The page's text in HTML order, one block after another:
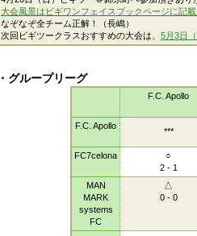
大会風景はビギワンフェイスブックページに記載
なぞなぞ全チーム正解！（長嶋）
次回ビギツークラスおすすめの大会は、 5月3日
・グループリーグ
F.C. Apollo
F.C. Apollo
***
FC7celona
○
2 - 1
MAN
MARK
systems
FC
△
0 - 0